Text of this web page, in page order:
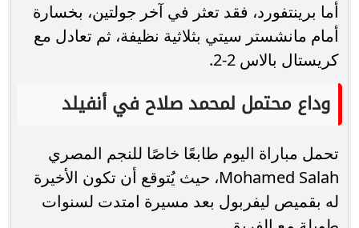
أما برينتفورد، فقد تعثر في آخر جولتين، بخسارة
أمام مانشستر سيتي بثلاثية نظيفة، ثم تعادل مع
كريستال بالاس 2-2.
وداع محتمل لمحمد صلاح في أنفيلد
تحمل مباراة اليوم طابعًا خاصًا للنجم المصري
Mohamed Salah، حيث يُتوقع أن تكون الأخيرة
له بقميص ليفربول بعد مسيرة امتدت لسنوات